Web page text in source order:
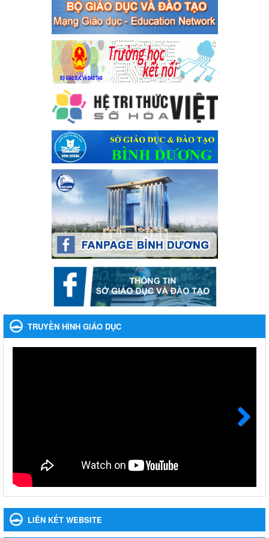
bạc và đánh bạc
Ngày ban hành: 04/03/2024
Kế hoạch Tổ chức Hội trại truyền thống học sinh thị xã Bến
Cát Lần thứ VIII, năm học 2023-2024
Kế hoạch Tổ chức Hội trại truyền thống học sinh thị xã Bến Cát
Lần thứ VIII, năm học 2023-2024
Ngày ban hành: 28/12/2023
Phối hợp rà soát nhu cầu tiêm vắc xin phòng Covid 19
Phối hợp rà soát nhu cầu tiêm vắc xin phòng Covid 19
Ngày ban hành: 22/11/2023
Phát động, triển khai Cuộc thi " An toàn giao thông cho nụ
cười ngày mai" dành cho học sinh và giáo viên trung học
năm học 2023-2024
Phát động, triển khai Cuộc thi " An toàn giao thông cho nụ cười
ngày mai" dành cho học sinh và giáo viên trung học năm học
Ngày ban hành: 22/11/2023
Nhắc nhỡ thực hiện thanh toán không dùng tiền mặt các
khoản thu trong nhà trường năm học 2023-2024 và các năm
Nhắc nhỡ thực hiện thanh toán không dùng tiền mặt các khoản
thu trong nhà trường năm học 2023-2024 và các năm tiếp theo
Ngày ban hành: 27/09/2023
bổng, hỗ trợ của Chương trình "Tiếp sức đến trường" năm
Ngày ban hành: 22/08/2023
Triển khai Kế hoạch Triển khai các hoạt động hưởng ứng
phong trào vệ sinh yêu nước nâng cao sức khỏe nhân dân
năm 2023
TRUYỀN HÌNH GIÁO DỤC
LIÊN KẾT WEBSITE